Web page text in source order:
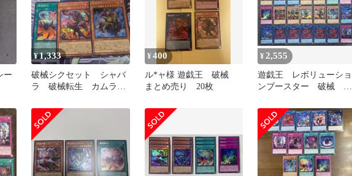
ー
¥1,333
破械シクセット シャバ
ラ 破械転生 カムラ
¥400
ル*ャ様 遊戯王 破械
まとめ売り 20枚
¥2,555
遊戯王 レボリューショ
ンブースター 破械 シ
め売り